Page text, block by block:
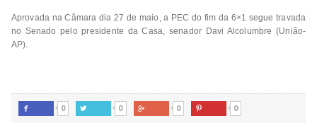
Aprovada na Câmara dia 27 de maio, a PEC do fim da 6×1 segue travada
no Senado pelo presidente da Casa, senador Davi Alcolumbre (União-
AP).
 0  0  0  0